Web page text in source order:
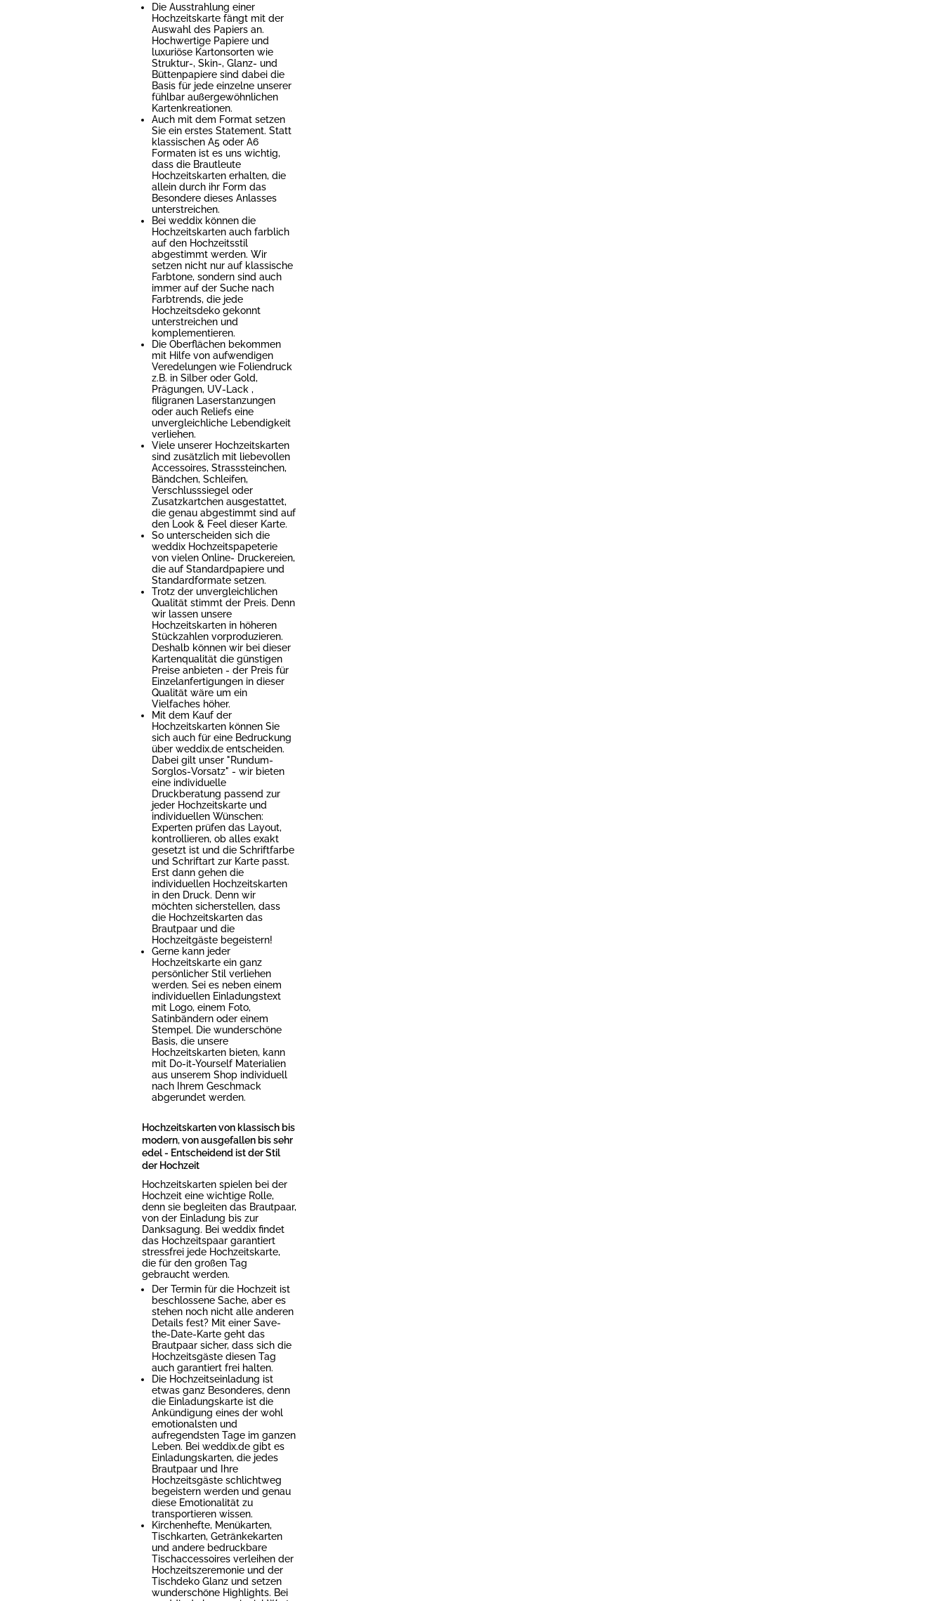
Die Ausstrahlung einer
Hochzeitskarte fängt mit der
Auswahl des Papiers an.
Hochwertige Papiere und
luxuriöse Kartonsorten wie
Struktur-, Skin-, Glanz- und
Büttenpapiere sind dabei die
Basis für jede einzelne unserer
fühlbar außergewöhnlichen
Kartenkreationen.
Auch mit dem Format setzen
Sie ein erstes Statement. Statt
klassischen A5 oder A6
Formaten ist es uns wichtig,
dass die Brautleute
Hochzeitskarten erhalten, die
allein durch ihr Form das
Besondere dieses Anlasses
unterstreichen.
Bei weddix können die
Hochzeitskarten auch farblich
auf den Hochzeitsstil
abgestimmt werden. Wir
setzen nicht nur auf klassische
Farbtone, sondern sind auch
immer auf der Suche nach
Farbtrends, die jede
Hochzeitsdeko gekonnt
unterstreichen und
komplementieren.
Die Oberflächen bekommen
mit Hilfe von aufwendigen
Veredelungen wie Foliendruck
z.B. in Silber oder Gold,
Prägungen, UV-Lack ,
filigranen Laserstanzungen
oder auch Reliefs eine
unvergleichliche Lebendigkeit
verliehen.
Viele unserer Hochzeitskarten
sind zusätzlich mit liebevollen
Accessoires, Strasssteinchen,
Bändchen, Schleifen,
Verschlusssiegel oder
Zusatzkartchen ausgestattet,
die genau abgestimmt sind auf
den Look & Feel dieser Karte.
So unterscheiden sich die
weddix Hochzeitspapeterie
von vielen Online- Druckereien,
die auf Standardpapiere und
Standardformate setzen.
Trotz der unvergleichlichen
Qualität stimmt der Preis. Denn
wir lassen unsere
Hochzeitskarten in höheren
Stückzahlen vorproduzieren.
Deshalb können wir bei dieser
Kartenqualität die günstigen
Preise anbieten - der Preis für
Einzelanfertigungen in dieser
Qualität wäre um ein
Vielfaches höher.
Mit dem Kauf der
Hochzeitskarten können Sie
sich auch für eine Bedruckung
über weddix.de entscheiden.
Dabei gilt unser "Rundum-
Sorglos-Vorsatz" - wir bieten
eine individuelle
Druckberatung passend zur
jeder Hochzeitskarte und
individuellen Wünschen:
Experten prüfen das Layout,
kontrollieren, ob alles exakt
gesetzt ist und die Schriftfarbe
und Schriftart zur Karte passt.
Erst dann gehen die
individuellen Hochzeitskarten
in den Druck. Denn wir
möchten sicherstellen, dass
die Hochzeitskarten das
Brautpaar und die
Hochzeitgäste begeistern!
Gerne kann jeder
Hochzeitskarte ein ganz
persönlicher Stil verliehen
werden. Sei es neben einem
individuellen Einladungstext
mit Logo, einem Foto,
Satinbändern oder einem
Stempel. Die wunderschöne
Basis, die unsere
Hochzeitskarten bieten, kann
mit Do-it-Yourself Materialien
aus unserem Shop individuell
nach Ihrem Geschmack
abgerundet werden.
Hochzeitskarten von klassisch bis
modern, von ausgefallen bis sehr
edel - Entscheidend ist der Stil
der Hochzeit
Hochzeitskarten spielen bei der
Hochzeit eine wichtige Rolle,
denn sie begleiten das Brautpaar,
von der Einladung bis zur
Danksagung. Bei weddix findet
das Hochzeitspaar garantiert
stressfrei jede Hochzeitskarte,
die für den großen Tag
gebraucht werden.
Der Termin für die Hochzeit ist
beschlossene Sache, aber es
stehen noch nicht alle anderen
Details fest? Mit einer Save-
the-Date-Karte geht das
Brautpaar sicher, dass sich die
Hochzeitsgäste diesen Tag
auch garantiert frei halten.
Die Hochzeitseinladung ist
etwas ganz Besonderes, denn
die Einladungskarte ist die
Ankündigung eines der wohl
emotionalsten und
aufregendsten Tage im ganzen
Leben. Bei weddix.de gibt es
Einladungskarten, die jedes
Brautpaar und Ihre
Hochzeitsgäste schlichtweg
begeistern werden und genau
diese Emotionalität zu
transportieren wissen.
Kirchenhefte, Menükarten,
Tischkarten, Getränkekarten
und andere bedruckbare
Tischaccessoires verleihen der
Hochzeitszeremonie und der
Tischdeko Glanz und setzen
wunderschöne Highlights. Bei